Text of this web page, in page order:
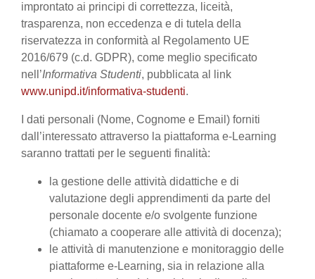
improntato ai principi di correttezza, liceità,
trasparenza, non eccedenza e di tutela della
riservatezza in conformità al Regolamento UE
2016/679 (c.d. GDPR), come meglio specificato
nell’Informativa Studenti, pubblicata al link
www.unipd.it/informativa-studenti.
I dati personali (Nome, Cognome e Email) forniti
dall’interessato attraverso la piattaforma e-Learning
saranno trattati per le seguenti finalità:
la gestione delle attività didattiche e di
valutazione degli apprendimenti da parte del
personale docente e/o svolgente funzione
(chiamato a cooperare alle attività di docenza);
le attività di manutenzione e monitoraggio delle
piattaforme e-Learning, sia in relazione alla